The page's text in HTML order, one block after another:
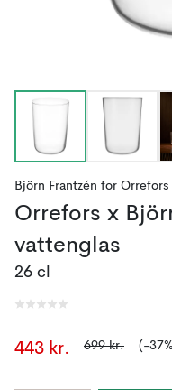
Björn Frantzén for Orrefors
Orrefors x
vattenglas
26 cl
443 kr. 699 kr. (-